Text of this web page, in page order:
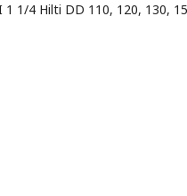
1/4 Hilti DD 110, 120, 130,